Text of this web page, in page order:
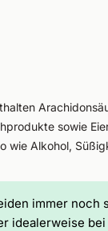
sowie
wie Alkohol,
immer noch
idealerweise